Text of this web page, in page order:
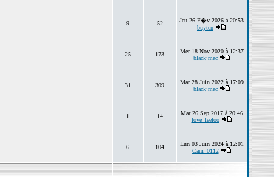
9 52
Jeu 26 F�v 2026 à 20:53
buyten
25 173
Mer 18 Nov 2020 à 12:37
blackjmac
31 309
Mar 28 Juin 2022 à 17:09
blackjmac
1 14
Mar 26 Sep 2017 à 20:46
love_leeloo
6 104
Lun 03 Juin 2024 à 12:01
Cam_0112